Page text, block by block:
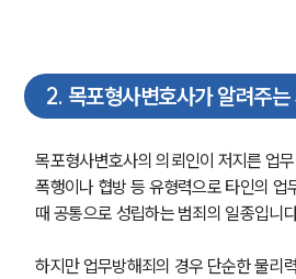
2. 목포형사변호사가 알려주
목포형사변호사의 의뢰인이 저지른 업
폭행이나 협방 등 유형력으로 타인의 업
때 공통으로 성립하는 범죄의 일종입니
하지만 업무방해죄의 경우 단순한 물리